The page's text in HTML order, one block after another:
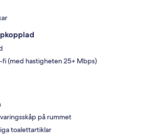
fi (med hastigheten 25+ Mbps)
på rummet
toalettartiklar